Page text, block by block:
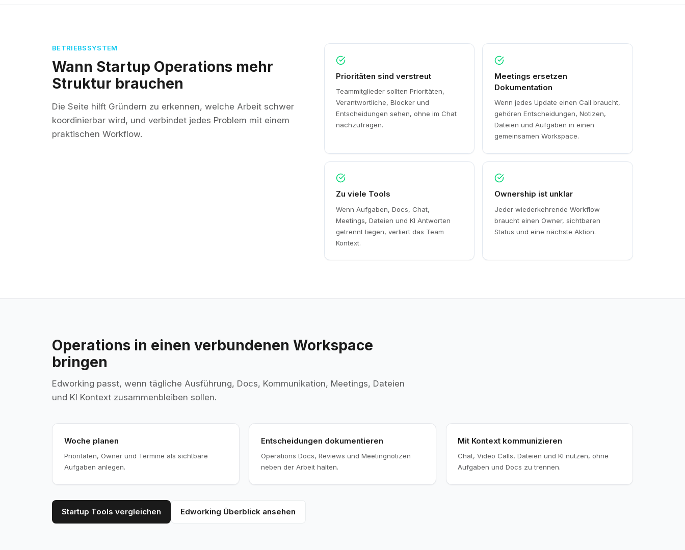
BETRIEBSSYSTEM
Wann Startup Operations mehr
Struktur brauchen
Die Seite hilft Gründern zu erkennen, welche Arbeit schwer
koordinierbar wird, und verbindet jedes Problem mit einem
praktischen Workflow.
Prioritäten sind verstreut
Teammitglieder sollten Prioritäten,
Verantwortliche, Blocker und
Entscheidungen sehen, ohne im Chat
nachzufragen.
Meetings ersetzen
Dokumentation
Wenn jedes Update einen Call braucht,
gehören Entscheidungen, Notizen,
Dateien und Aufgaben in einen
gemeinsamen Workspace.
Zu viele Tools
Wenn Aufgaben, Docs, Chat,
Meetings, Dateien und KI Antworten
getrennt liegen, verliert das Team
Kontext.
Ownership ist unklar
Jeder wiederkehrende Workflow
braucht einen Owner, sichtbaren
Status und eine nächste Aktion.
Operations in einen verbundenen Workspace
bringen
Edworking passt, wenn tägliche Ausführung, Docs, Kommunikation, Meetings, Dateien
und KI Kontext zusammenbleiben sollen.
Woche planen
Prioritäten, Owner und Termine als sichtbare
Aufgaben anlegen.
Entscheidungen dokumentieren
Operations Docs, Reviews und Meetingnotizen
neben der Arbeit halten.
Mit Kontext kommunizieren
Chat, Video Calls, Dateien und KI nutzen, ohne
Aufgaben und Docs zu trennen.
Startup Tools vergleichen Edworking Überblick ansehen